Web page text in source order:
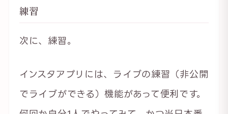
練習
次に、練習。
インスタアプリには、ライブの練習（非公開
でライブができる）機能があって便利です。